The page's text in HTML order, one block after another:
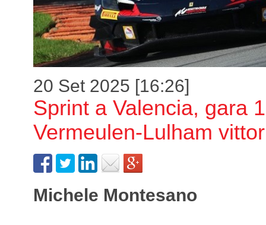
20 Set 2025 [16:26]
Sprint a Valencia, gara 1
Vermeulen-Lulham
Michele Montesano